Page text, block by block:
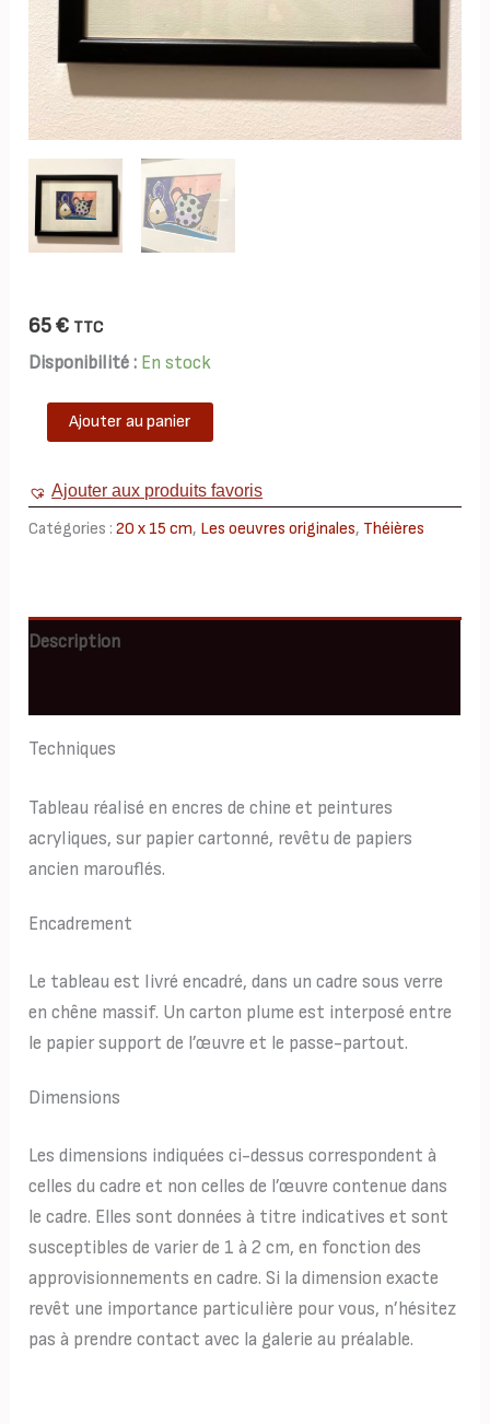
65€ TTC
Disponibilité : En stock
quantité
20x15
Ajouter au panier
Ajouter aux produits favoris
Catégories :20 x 15 cm, Les oeuvres originales, Théières
Description
Techniques
Tableau réalisé en encres de chine et peintures
acryliques, sur papier cartonné, revêtu de papiers
ancien marouflés.
Encadrement
Le tableau est livré encadré, dans un cadre sous verre
en chêne massif. Un carton plume est interposé entre
le papier support de l’œuvre et le passe-partout.
Dimensions
Les dimensions indiquées ci-dessus correspondent à
celles du cadre et non celles de l’œuvre contenue dans
le cadre. Elles sont données à titre indicatives et sont
susceptibles de varier de 1 à 2 cm, en fonction des
approvisionnements en cadre. Si la dimension exacte
revêt une importance particulière pour vous, n’hésitez
pas à prendre contact avec la galerie au préalable.